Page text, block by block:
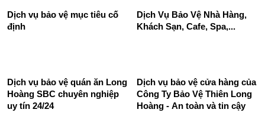
Dịch vụ bảo vệ mục tiêu cố
định
Dịch Vụ Bảo Vệ Nhà Hàng,
Khách Sạn, Cafe, Spa,...